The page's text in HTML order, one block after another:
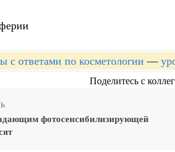
с ответами по косметологии —
Поделитесь с
фотосенсибилизирующей